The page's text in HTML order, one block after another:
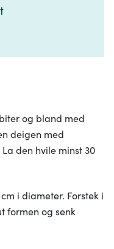
og bland med
deigen med
den hvile minst 30
i diameter. Forstek i
formen og senk